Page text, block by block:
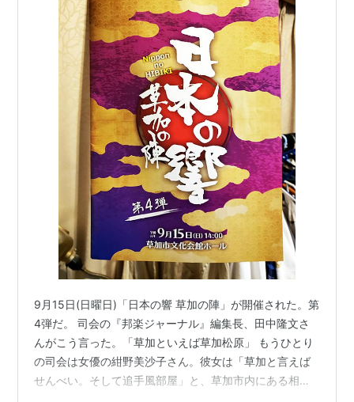
9月15日(日曜日)「日本の響 草加の陣」が開催された。第
4弾だ。 司会の『邦楽ジャーナル』編集長、田中隆文さ
んがこう言った。「草加といえば草加松原」 もうひとり
の司会は女優の紺野美沙子さん。彼女は「草加と言えば
せんべい。そして追手風部屋」と、草加市内にある相撲